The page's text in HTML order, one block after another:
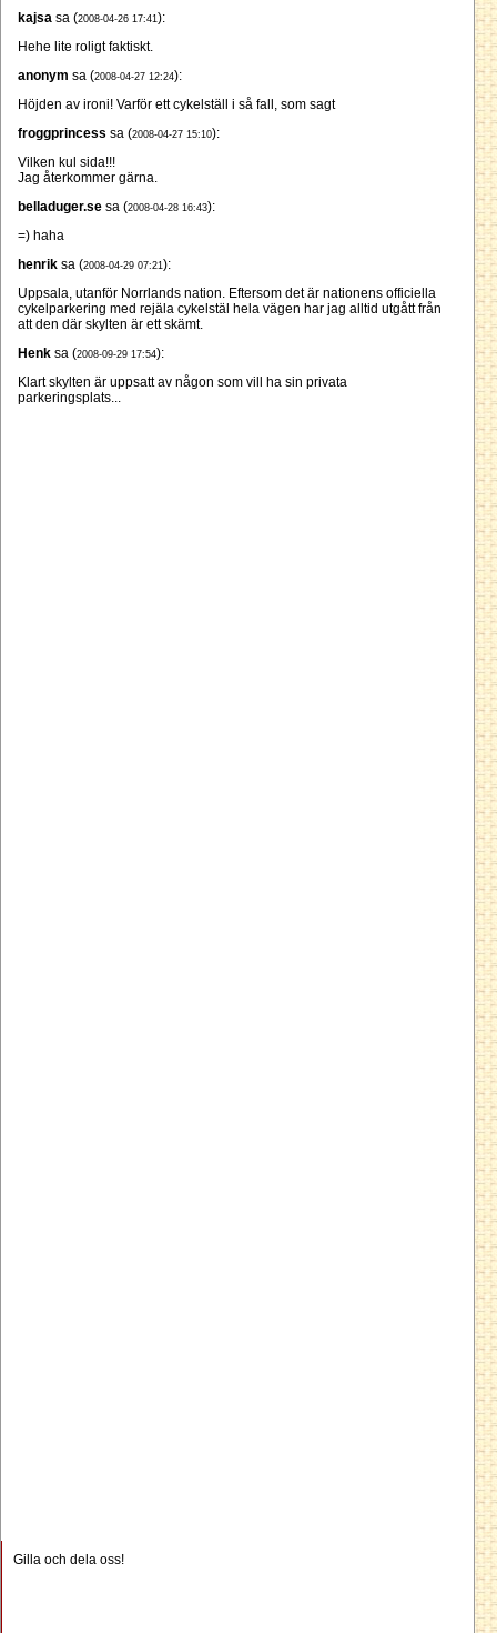
kajsa sa (2008-04-26 17:41):
Hehe lite roligt faktiskt.
anonym sa (2008-04-27 12:24):
Höjden av ironi! Varför ett cykelställ i så fall, som sagt
froggprincess sa (2008-04-27 15:10):
Vilken kul sida!!!
Jag återkommer gärna.
belladuger.se sa (2008-04-28 16:43):
=) haha
henrik sa (2008-04-29 07:21):
Uppsala, utanför Norrlands nation. Eftersom det är nationens officiella
cykelparkering med rejäla cykelstäl hela vägen har jag alltid utgått från
att den där skylten är ett skämt.
Henk sa (2008-09-29 17:54):
Klart skylten är uppsatt av någon som vill ha sin privata
parkeringsplats...
Gilla och dela oss!